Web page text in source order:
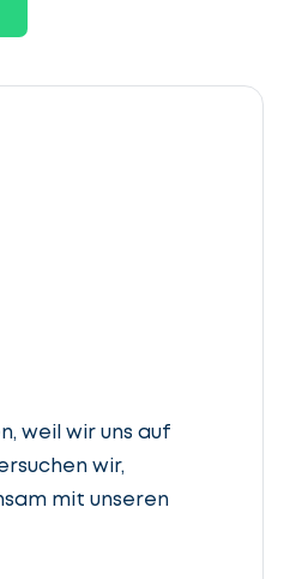
weil wir uns auf
wir,
mit unseren